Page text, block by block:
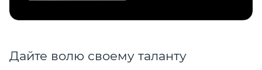
Дайте волю своему таланту